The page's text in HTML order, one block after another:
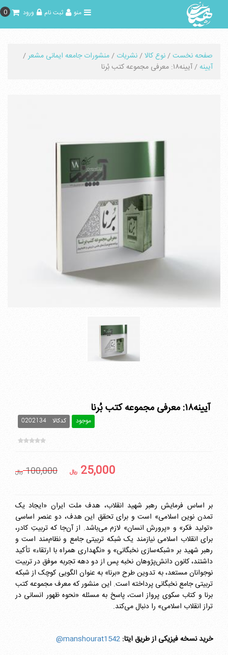
0 ورود ثبت نام منو
صفحه نخست/نوع کالا/نشریات /منشورات جامعه ایمانی مشعر/
آیینه/ آیینه۱۸: معرفی مجموعه کتب بُرنا
آیینه۱۸: معرفی مجموعه کتب بُرنا
موجود کدکالا 0202134
25,000 ريال 100,000 ريال
بر اساس فرمایش رهبر شهید انقلاب، هدف ملت ایران «ایجاد یک
تمدن نوین اسلامی» است و برای تحقق این هدف، دو عنصر اساسی
«تولید فکر» و «پرورش انسان» لازم می‌باشد. از آن‌جا که تربیتِ کادر،
برای انقلاب اسلامی نیازمند یک شبکه تربیتی جامع و نظام‌مند است و
رهبر شهید بر «شبکه‌سازی نخبگانی» و «نگهداری همراه با ارتقاء» تأکید
داشتند، کانون دانش‌پژوهان نخبه پس از دو دهه تجربه موفق در تربیت
نوجوانان مستعد، به تدوین طرح «برنا» به عنوان الگویی کوچک از شبکه
تربیتی جامع نخبگانی پرداخته است. این منشور که معرف مجموعه کتب
برنا و کتاب سکوی پرواز است، پاسخ به مسئله «نحوه ظهور انسانی در
تراز انقلاب اسلامی» را دنبال می‌کند.
خرید نسخه فیزیکی از طریق ایتا: manshourat1542@